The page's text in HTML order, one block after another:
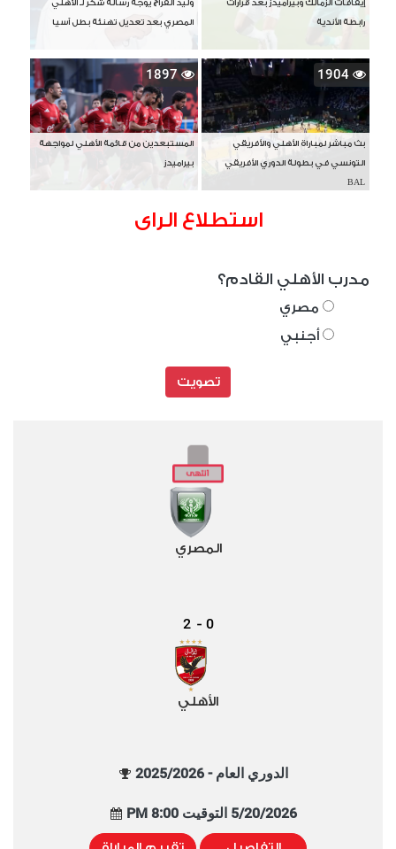
إيقافات الزمالك وبيراميدز بعد قرارات
رابطة الأندية
وليد الفراج يوجه رسالة شكر لـ الأهلي
المصري بعد تعديل تهنئة بطل آسيا
1904
بث مباشر لمباراة الأهلي والأفريقي
التونسي في بطولة الدوري الأفريقي
BAL
1897
المستبعدين من قائمة الأهلي لمواجهة
بيراميدز
استطلاع الراى
مدرب الأهلي القادم؟
مصري
أجنبي
تصويت
المصري
0
-
2
الأهلي
الدوري العام - 2025/2026
5/20/2026 التوقيت 8:00 PM